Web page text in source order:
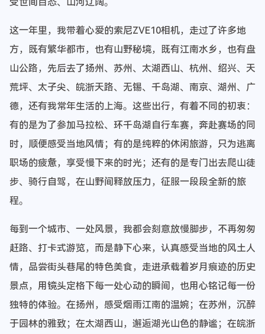
这一年里，我带着心爱的索尼ZVE10相机，走过了许多地
方，既有繁华都市，也有山野秘境，既有江南水乡，也有盘
山公路，先后去了扬州、苏州、太湖西山、杭州、绍兴、天
荒坪、太子尖、皖浙天路、无锡、千岛湖、南京、湖州、广
德，还有我常年生活的上海。这些出行，有着不同的初衷：
有的是为了参加马拉松、环千岛湖自行车赛，奔赴赛场的同
时，顺便感受当地风情；有的是纯粹的休闲旅游，只为逃离
职场的疲惫，享受慢下来的时光；还有的是专门出去爬山徒
步、骑行自驾，在山野间释放压力，征服一段段全新的旅
程。
每到一个城市、一处风景，我都会刻意放慢脚步，不再匆匆
赶路、打卡式游览，而是静下心来，认真感受当地的风土人
情，品尝街头巷尾的特色美食，走进承载着岁月痕迹的历史
景点，用镜头定格下每一处心动的瞬间，也用心铭记每一份
独特的体验。在扬州，感受烟雨江南的温婉；在苏州，沉醉
于园林的雅致；在太湖西山，邂逅湖光山色的静谧；在皖浙